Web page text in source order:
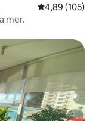
Évaluation
4,89 (105)
mer.